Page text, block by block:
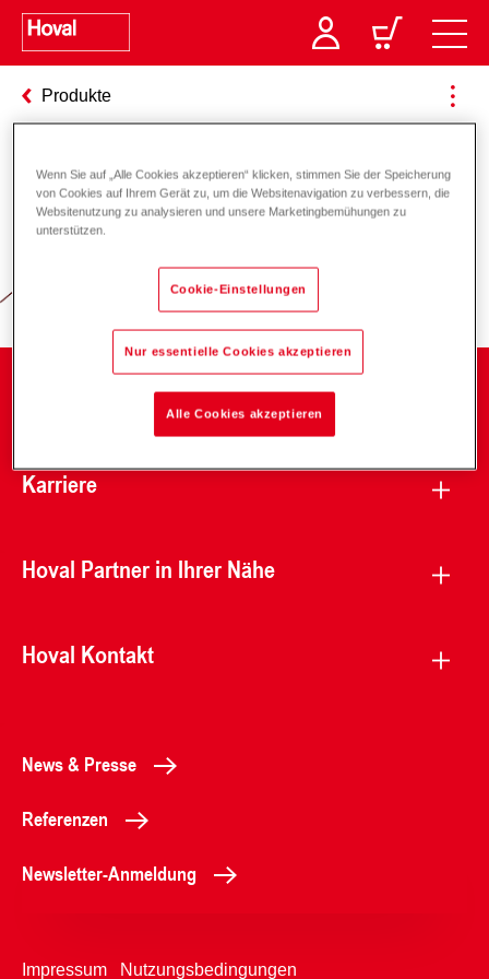
Produkte
Verantwortung für Energie und
Karriere
Hoval Partner in Ihrer Nähe
Hoval Kontakt
News & Presse
Referenzen
Newsletter-Anmeldung
Impressum Nutzungsbedingungen
Wenn Sie auf „Alle Cookies akzeptieren“ klicken, stimmen Sie der Speicherung
von Cookies auf Ihrem Gerät zu, um die Websitenavigation zu verbessern, die
Websitenutzung zu analysieren und unsere Marketingbemühungen zu
unterstützen.
Cookie-Einstellungen
Nur essentielle Cookies akzeptieren
Alle Cookies akzeptieren